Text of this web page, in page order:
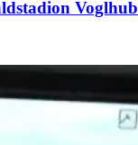
Voglhub